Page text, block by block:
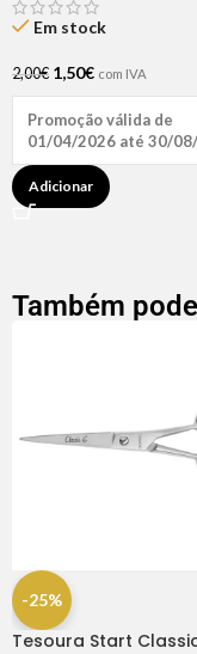
Em stock
2,00€ 1,50€ com IVA
Promoção válida de
01/04/2026 até 30/
Adicionar
Também
-25%
Tesoura Start